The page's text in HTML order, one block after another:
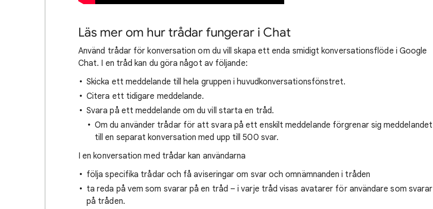
Läs mer om hur trådar fungerar i Chat
Använd trådar för konversation om du vill skapa ett enda smidigt konversationsflöde i Google
Chat. I en tråd kan du göra något av följande:
Skicka ett meddelande till hela gruppen i huvudkonversationsfönstret.
Citera ett tidigare meddelande.
Svara på ett meddelande om du vill starta en tråd.
Om du använder trådar för att svara på ett enskilt meddelande förgrenar sig meddelandet
till en separat konversation med upp till 500 svar.
I en konversation med trådar kan användarna
följa specifika trådar och få aviseringar om svar och omnämnanden i tråden
ta reda på vem som svarar på en tråd – i varje tråd visas avatarer för användare som svarar
på tråden.